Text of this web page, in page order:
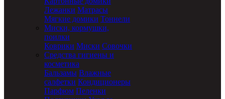
Лежанки Матрасы
Мягкие домики Тоннели
Миски, кормушки,
поилки
Коврики Миски Совочки
Средства гигиены и
косметика
Бальзамы Влажные
салфетки Кондиционеры
Парфюм Пеленки